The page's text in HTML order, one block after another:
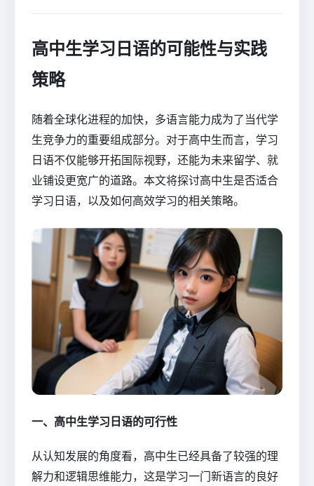
高中生学习日语的可能性与实践
策略
随着全球化进程的加快，多语言能力成为了当代学
生竞争力的重要组成部分。对于高中生而言，学习
日语不仅能够开拓国际视野，还能为未来留学、就
业铺设更宽广的道路。本文将探讨高中生是否适合
学习日语，以及如何高效学习的相关策略。
一、高中生学习日语的可行性
从认知发展的角度看，高中生已经具备了较强的理
解力和逻辑思维能力，这是学习一门新语言的良好